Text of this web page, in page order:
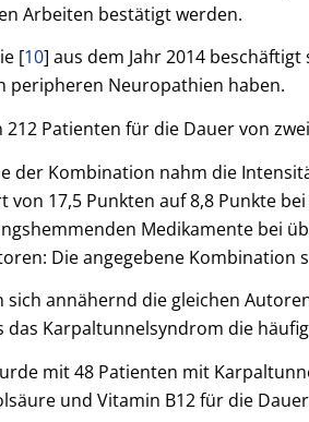
Arbeiten bestätigt werden.
[10] aus dem Jahr 2014
peripheren Neuropathien haben.
Patienten für die Dauer von
der Kombination nahm die
von 17,5 Punkten auf 8,8 Punkte
Medikamente bei
Die angegebene
sich annähernd die gleichen
das Karpaltunnelsyndrom die
mit 48 Patienten mit
und Vitamin B12 für die